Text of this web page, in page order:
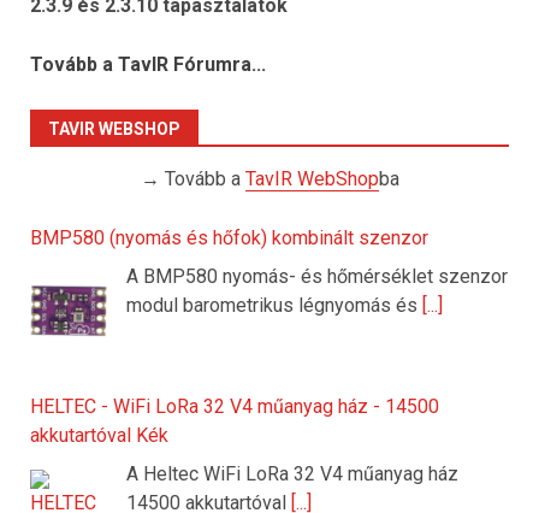
2.3.9 és 2.3.10 tapasztalatok
Tovább a TavIR Fórumra...
TAVIR WEBSHOP
→ Tovább a TavIR WebShopba
BMP580 (nyomás és hőfok) kombinált szenzor
A BMP580 nyomás- és hőmérséklet szenzor
modul barometrikus légnyomás és [...]
HELTEC - WiFi LoRa 32 V4 műanyag ház - 14500
akkutartóval Kék
A Heltec WiFi LoRa 32 V4 műanyag ház
14500 akkutartóval
[...]